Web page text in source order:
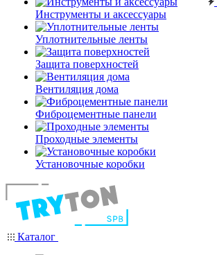
Инструменты и аксессуары
Уплотнительные ленты
Защита поверхностей
Вентиляция дома
Фиброцементные панели
Проходные элементы
Установочные коробки
Каталог